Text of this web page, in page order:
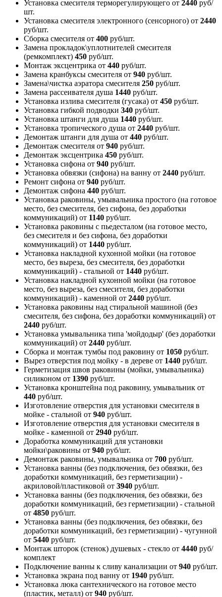
Установка смесителя терморегулирующего от 2440 руб/
шт.
Установка смесителя электронного (сенсорного) от 2440
руб/шт.
Сборка смесителя от 400 руб/шт.
Замена прокладок\уплотнителей смесителя
(ремкомплект) 450 руб/шт.
Монтаж эксцентрика от 440 руб/шт.
Замена кранбуксы смесителя от 940 руб/шт.
Замена\чистка аэратора смесителя 250 руб/шт.
Замена рассеивателя душа 1440 руб/шт.
Установка излива смесителя (гусака) от 450 руб/шт.
Установка гибкой подводки 340 руб/шт.
Установка штанги для душа 1440 руб/шт.
Установка тропического душа от 2440 руб/шт.
Демонтаж штанги для душа от 440 руб/шт.
Демонтаж смесителя от 940 руб/шт.
Демонтаж эксцентрика 450 руб/шт.
Установка сифона от 940 руб/шт.
Установка обвязки (сифона) на ванну от 2440 руб/шт.
Ремонт сифона от 940 руб/шт.
Демонтаж сифона 440 руб/шт.
Установка раковины, умывальника простого (на готовое
место, без смесителя, без сифона, без доработки
коммуникаций) от 1140 руб/шт.
Установка раковины с пьедесталом (на готовое место,
без смесителя и без сифона, без доработки
коммуникаций) от 1440 руб/шт.
Установка накладной кухонной мойки (на готовое
место, без выреза, без смесителя, без доработки
коммуникаций) - стальной от 1440 руб/шт.
Установка накладной кухонной мойки (на готовое
место, без выреза, без смесителя, без доработки
коммуникаций) - каменной от 2440 руб/шт.
Установка раковины над стиральной машиной (без
смесителя, без сифона, без доработки коммуникаций) от
2440 руб/шт.
Установка умывальника типа 'мойдодыр' (без доработки
коммуникаций) от 2440 руб/шт.
Сборка и монтаж тумбы под раковину от 1050 руб/шт.
Вырез отверстия под мойку - в дереве от 1440 руб/шт.
Герметизация швов раковины (мойки, умывальника)
силиконом от 1390 руб/шт.
Установка кронштейна под раковину, умывальник от
440 руб/шт.
Изготовление отверстия для установки смесителя в
мойке - стальной от 940 руб/шт.
Изготовление отверстия для установки смесителя в
мойке - каменной от 2940 руб/шт.
Доработка коммуникаций для установки
мойки\раковины от 940 руб/шт.
Демонтаж раковины, умывальника от 700 руб/шт.
Установка ванны (без подключения, без обвязки, без
доработки коммуникаций, без герметизации) -
акриловой/пластиковой от 3940 руб/шт.
Установка ванны (без подключения, без обвязки, без
доработки коммуникаций, без герметизации) - стальной
от 4850 руб/шт.
Установка ванны (без подключения, без обвязки, без
доработки коммуникаций, без герметизации) - чугунной
от 5440 руб/шт.
Монтаж шторок (стенок) душевых - стекло от 4440 руб/
комплект
Подключение ванны к сливу канализации от 940 руб/шт.
Установка экрана под ванну от 1940 руб/шт.
Установка люка сантехнического на готовое место
(пластик, металл) от 940 руб/шт.